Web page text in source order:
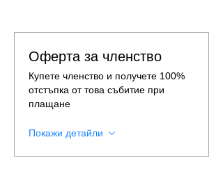
Оферта за членство
Купете членство и получете 100%
отстъпка от това събитие при
плащане
Покажи детайли